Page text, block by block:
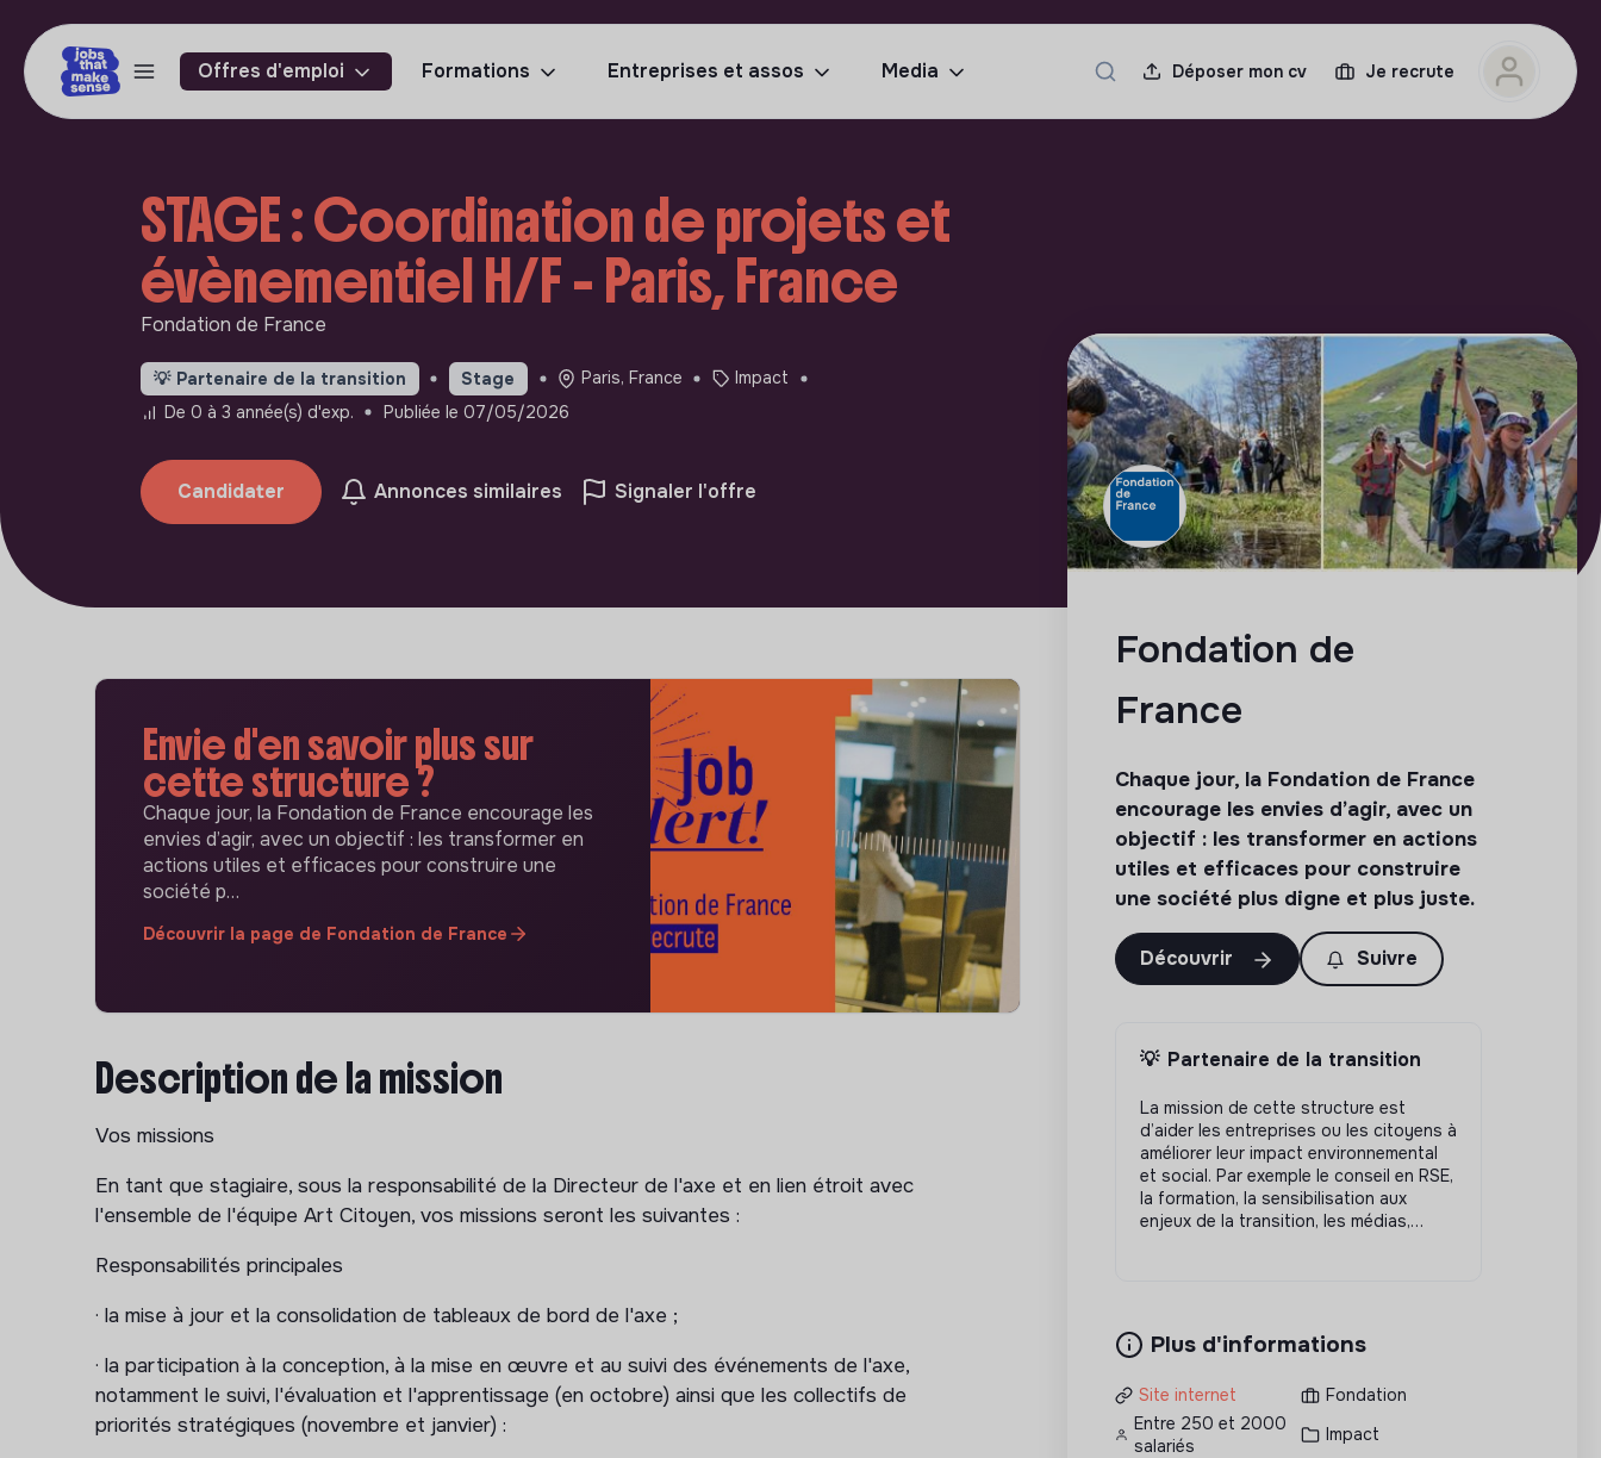
Offres d'emploi Formations Entreprises et assos Media Déposer mon cv Je recrute
STAGE : Coordination de projets et
évènementiel H/F - Paris, France
Fondation de France
💡 Partenaire de la transition Stage Paris, France
Impact
De 0 à 3 année(s) d'exp.
Publiée le 07/05/2026
Candidater Annonces similaires Signaler l'offre
Envie d'en savoir plus sur
cette structure ?
Chaque jour, la Fondation de France encourage les
envies d’agir, avec un objectif : les transformer en
actions utiles et efficaces pour construire une
société p…
Découvrir la page de Fondation de France
Description de la mission
Vos missions
En tant que stagiaire, sous la responsabilité de la Directeur de l'axe et en lien étroit avec
l'ensemble de l'équipe Art Citoyen, vos missions seront les suivantes :
Responsabilités principales
· la mise à jour et la consolidation de tableaux de bord de l'axe ;
· la participation à la conception, à la mise en œuvre et au suivi des événements de l'axe,
notamment le suivi, l'évaluation et l'apprentissage (en octobre) ainsi que les collectifs de
priorités stratégiques (novembre et janvier) :
Fondation de
France
Chaque jour, la Fondation de France
encourage les envies d’agir, avec un
objectif : les transformer en actions
utiles et efficaces pour construire
une société plus digne et plus juste.
Découvrir Suivre
💡 Partenaire de la transition
La mission de cette structure est
d’aider les entreprises ou les citoyens à
améliorer leur impact environnemental
et social. Par exemple le conseil en RSE,
la formation, la sensibilisation aux
enjeux de la transition, les médias,…
Plus d'informations
Site internet
Fondation
Entre 250 et 2000
salariés
Impact